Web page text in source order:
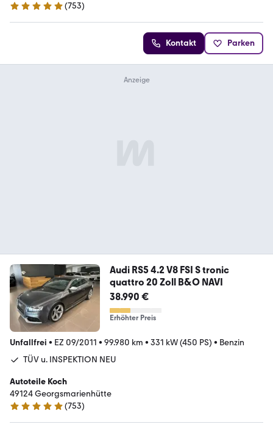
4.9 Sterne
(753)
Kontakt Parken
Audi RS5 4.2 V8 FSI S tronic
quattro 20 Zoll B&O NAVI
38.990 €
Erhöhter Preis
Unfallfrei • EZ 09/2011 • 99.980 km • 331 kW (450 PS) • Benzin
TÜV u. INSPEKTION NEU
Autoteile Koch
49124 Georgsmarienhütte
4.9 Sterne
(753)